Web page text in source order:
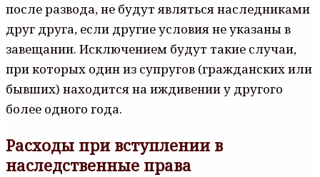
после развода, не будут являться наследниками
друг друга, если другие условия не указаны в
завещании. Исключением будут такие случаи,
при которых один из супругов (гражданских или
бывших) находится на иждивении у другого
более одного года.
Расходы при вступлении в
наследственные права